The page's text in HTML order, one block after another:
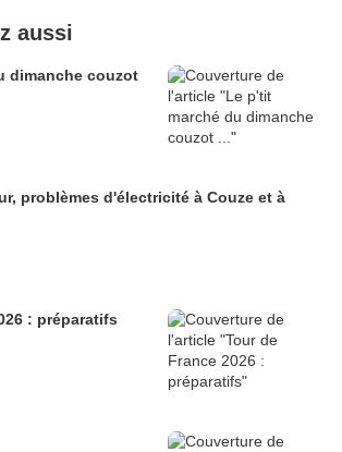
aussi
dimanche couzot
problèmes d'électricité à Couze et à
: préparatifs